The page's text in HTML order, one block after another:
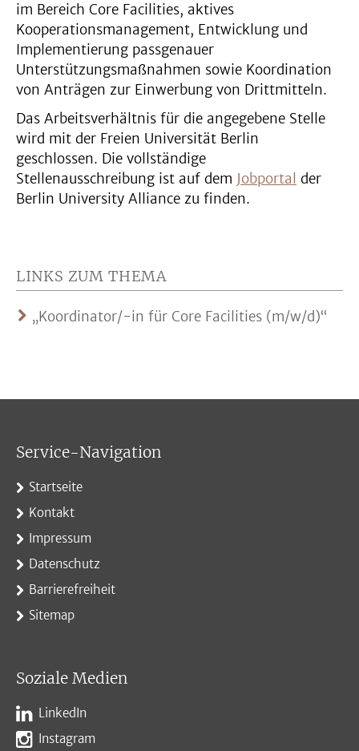
im Bereich Core Facilities, aktives
Kooperationsmanagement, Entwicklung und
Implementierung passgenauer
Unterstützungsmaßnahmen sowie Koordination
von Anträgen zur Einwerbung von Drittmitteln.
Das Arbeitsverhältnis für die angegebene Stelle
wird mit der Freien Universität Berlin
geschlossen. Die vollständige
Stellenausschreibung ist auf dem Jobportal der
Berlin University Alliance zu finden.
LINKS ZUM THEMA
„Koordinator/-in für Core Facilities (m/w/d)“
Service-Navigation
Startseite
Kontakt
Impressum
Datenschutz
Barrierefreiheit
Sitemap
Soziale Medien
LinkedIn
Instagram